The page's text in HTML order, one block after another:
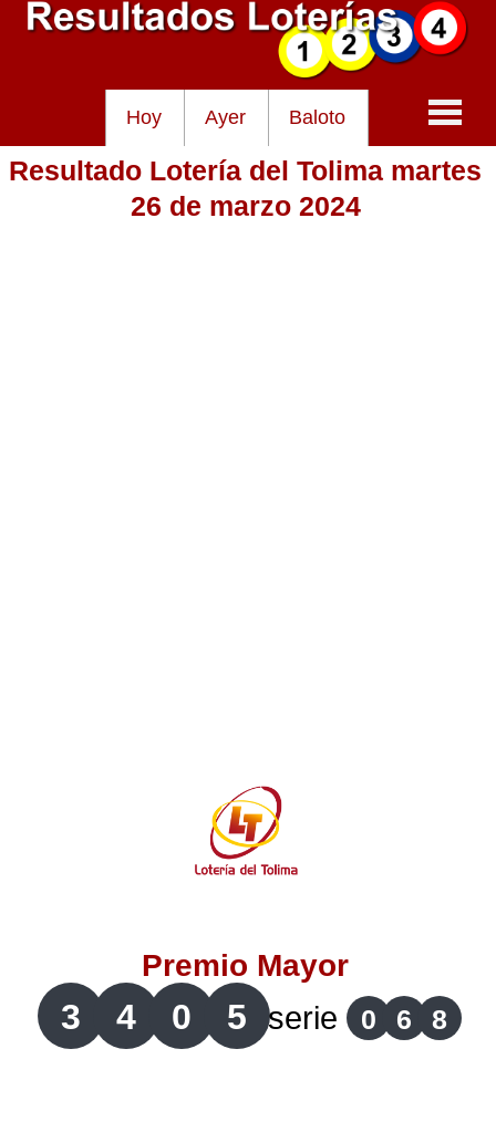
Hoy Ayer Baloto
Baloto
Lotería de Risaralda
Lotería de Santander
Lotería del Cauca
Resultado Lotería del Tolima martes
26 de marzo 2024
Premio Mayor
3 4 0 5 serie 0 6 8